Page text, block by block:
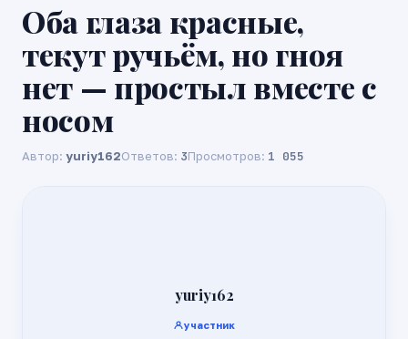
Оба глаза красные,
текут ручьём, но гноя
нет — простыл вместе с
носом
Автор: yuriy162Ответов: 3Просмотров: 1 055
yuriy162
участник